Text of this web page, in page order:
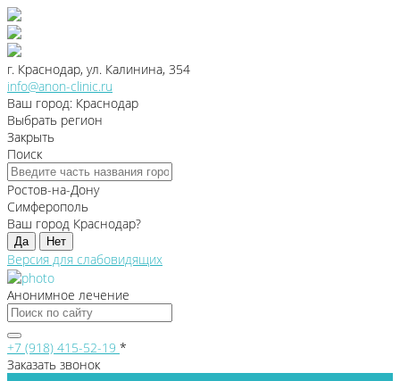
г. Краснодар, ул. Калинина, 354
info@anon-clinic.ru
Ваш город: Краснодар
Выбрать регион
Закрыть
Поиск
Ростов-на-Дону
Симферополь
Ваш город Краснодар?
Да Нет
Версия для слабовидящих
Анонимное лечение
+7 (918) 415-52-19 *
Заказать звонок